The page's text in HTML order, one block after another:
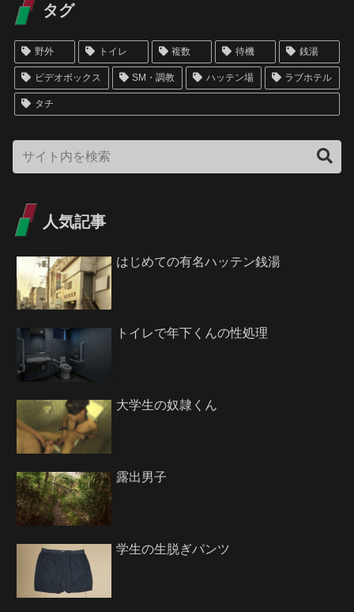
タグ
野外 トイレ 複数 待機 銭湯
ビデオボックス SM・調教 ハッテン場 ラブホテル
タチ
人気記事
はじめての有名ハッテン銭湯
トイレで年下くんの性処理
大学生の奴隷くん
露出男子
学生の生脱ぎパンツ